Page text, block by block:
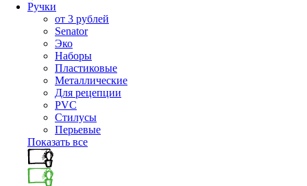
Ручки
от 3 рублей
Senator
Эко
Наборы
Пластиковые
Металлические
Для рецепции
PVC
Стилусы
Перьевые
Показать все